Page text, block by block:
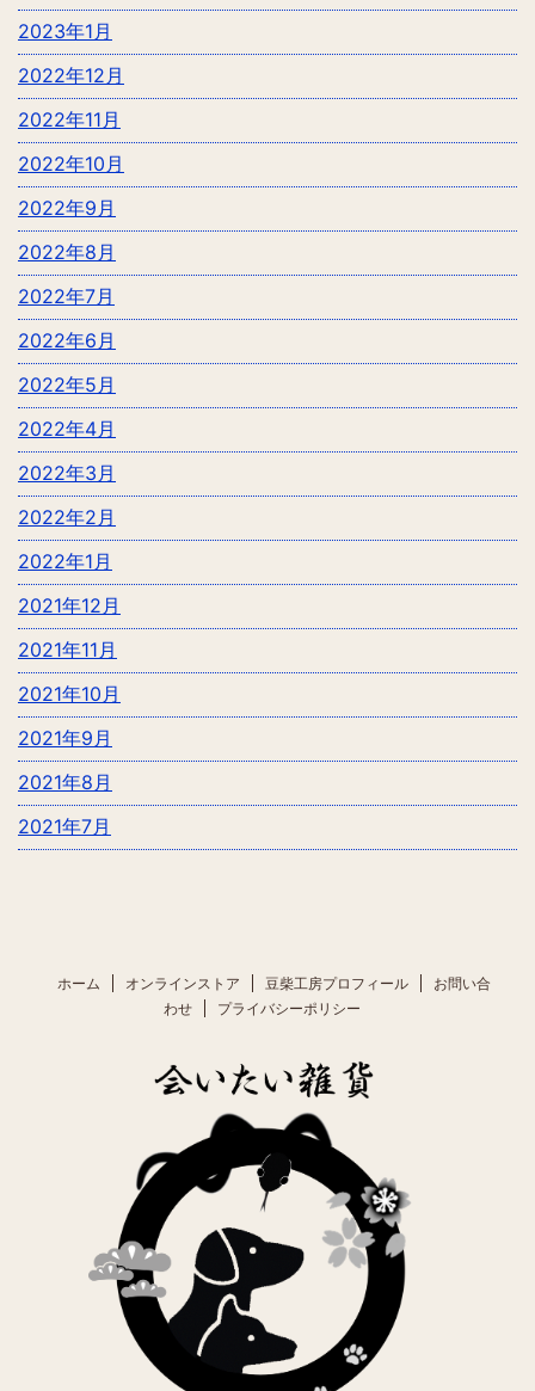
2023年1月
2022年12月
2022年11月
2022年10月
2022年9月
2022年8月
2022年7月
2022年6月
2022年5月
2022年4月
2022年3月
2022年2月
2022年1月
2021年12月
2021年11月
2021年10月
2021年9月
2021年8月
2021年7月
ホーム オンラインストア 豆柴工房プロフィール
お問い合
わせ
プライバシーポリシー